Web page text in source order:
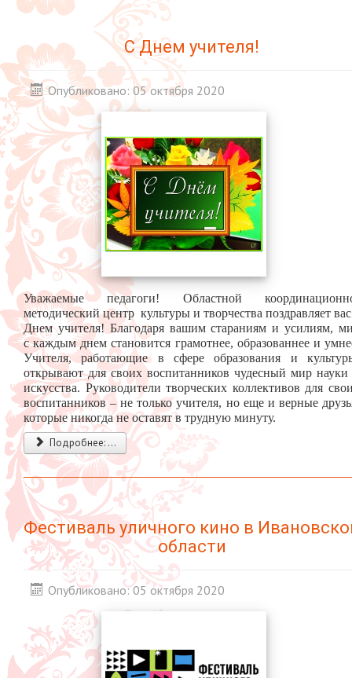
С Днем учителя!
Опубликовано: 05 октября 2020
Уважаемые педагоги! Областной
методический центр культуры и творчества поздравляет
Днем учителя! Благодаря вашим стараниям и усилиям,
с каждым днем становится грамотнее, образованнее и
Учителя, работающие в сфере образования и
открывают для своих воспитанников чудесный мир
искусства. Руководители творческих коллективов для
воспитанников – не только учителя, но еще и верные
которые никогда не оставят в трудную минуту.
Подробнее: ...
Фестиваль уличного кино в
области
Опубликовано: 05 октября 2020